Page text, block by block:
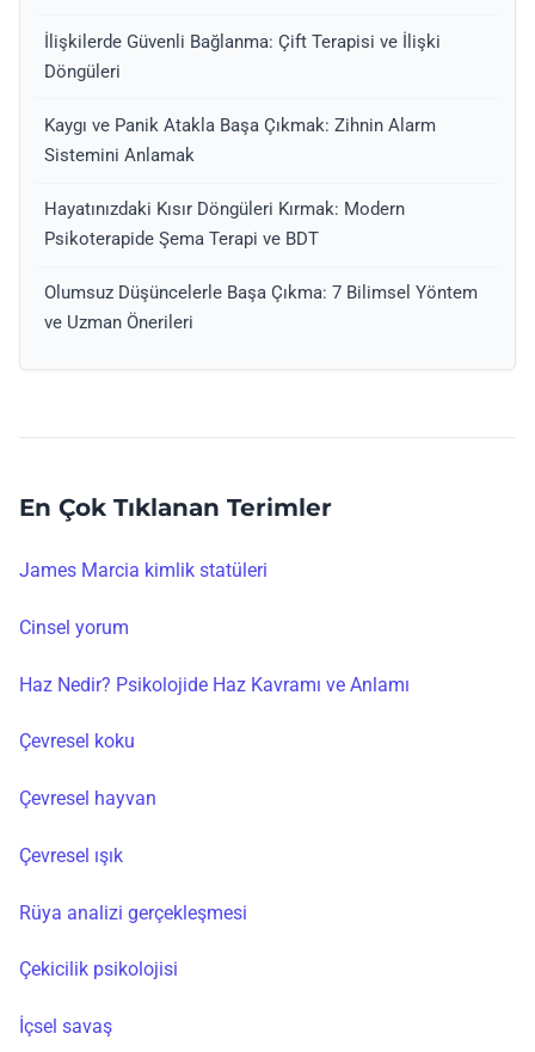
İlişkilerde Güvenli Bağlanma: Çift Terapisi ve İlişki
Döngüleri
Kaygı ve Panik Atakla Başa Çıkmak: Zihnin Alarm
Sistemini Anlamak
Hayatınızdaki Kısır Döngüleri Kırmak: Modern
Psikoterapide Şema Terapi ve BDT
Olumsuz Düşüncelerle Başa Çıkma: 7 Bilimsel Yöntem
ve Uzman Önerileri
En Çok Tıklanan Terimler
James Marcia kimlik statüleri
Cinsel yorum
Haz Nedir? Psikolojide Haz Kavramı ve Anlamı
Çevresel koku
Çevresel hayvan
Çevresel ışık
Rüya analizi gerçekleşmesi
Çekicilik psikolojisi
İçsel savaş